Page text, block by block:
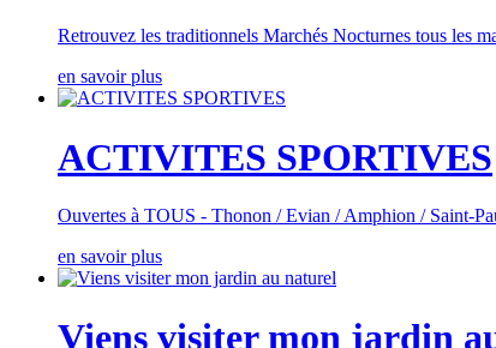
Retrouvez les traditionnels Marchés Nocturnes tous les
en savoir plus
ACTIVITES SPORTIVES
Ouvertes à TOUS - Thonon / Evian / Amphion / Saint-
en savoir plus
Viens visiter mon jardin